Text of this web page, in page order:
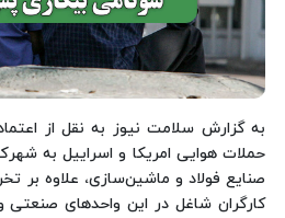
حملات هوایی امریکا و اسراییل به
صنایع فولاد و ماشین‌سازی، علاوه بر
کارگران شاغل در این واحدهای